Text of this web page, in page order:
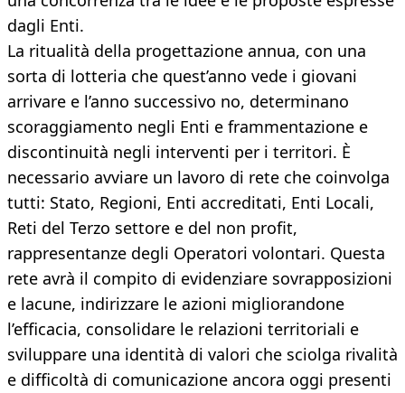
dagli Enti.
La ritualità della progettazione annua, con una
sorta di lotteria che quest’anno vede i giovani
arrivare e l’anno successivo no, determinano
scoraggiamento negli Enti e frammentazione e
discontinuità negli interventi per i territori. È
necessario avviare un lavoro di rete che coinvolga
tutti: Stato, Regioni, Enti accreditati, Enti Locali,
Reti del Terzo settore e del non profit,
rappresentanze degli Operatori volontari. Questa
rete avrà il compito di evidenziare sovrapposizioni
e lacune, indirizzare le azioni migliorandone
l’efficacia, consolidare le relazioni territoriali e
sviluppare una identità di valori che sciolga rivalità
e difficoltà di comunicazione ancora oggi presenti